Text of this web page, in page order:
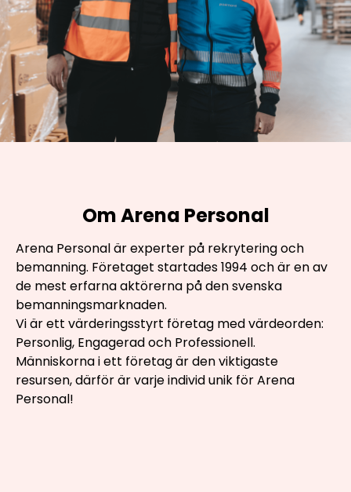
Om Arena Personal
Arena Personal är experter på rekrytering och
bemanning. Företaget startades 1994 och är en av
de mest erfarna aktörerna på den svenska
bemanningsmarknaden.
Vi är ett värderingsstyrt företag med värdeorden:
Personlig, Engagerad och Professionell.
Människorna i ett företag är den viktigaste
resursen, därför är varje individ unik för Arena
Personal!